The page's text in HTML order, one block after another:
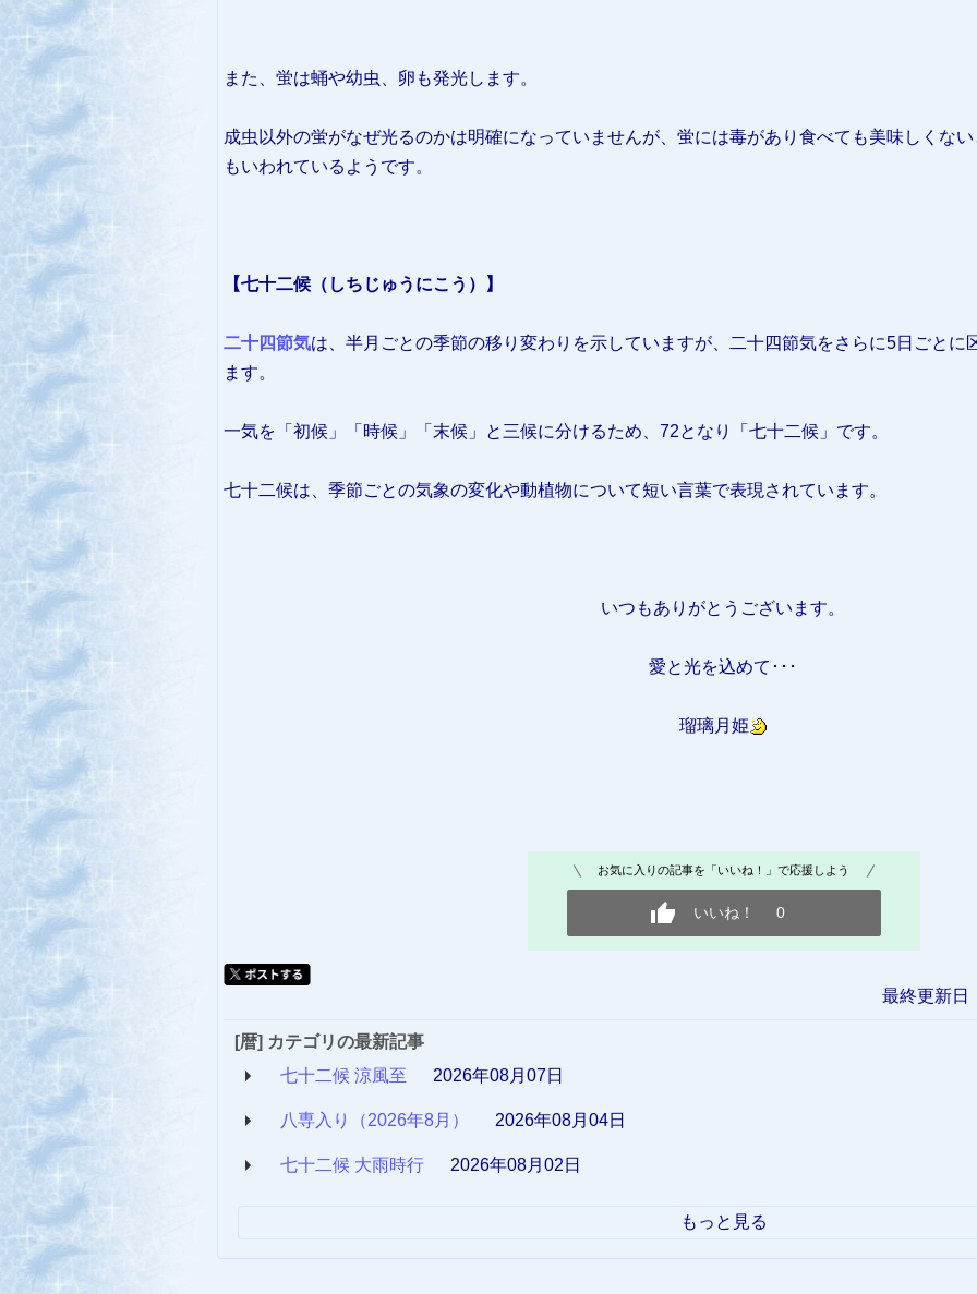
また、蛍は蛹や幼虫、卵も発光します。
成虫以外の蛍がなぜ光るのかは明確になっていませんが、蛍には毒があり食べても美味しくな
もいわれているようです。
【七十二候（しちじゅうにこう）】
二十四節気は、半月ごとの季節の移り変わりを示していますが、二十四節気をさらに5日ごとに
ます。
一気を「初候」「時候」「末候」と三候に分けるため、72となり「七十二候」です。
七十二候は、季節ごとの気象の変化や動植物について短い言葉で表現されています。
いつもありがとうございます。
愛と光を込めて･･･
瑠璃月姫
お気に入りの記事を「いいね！」で応援しよう
いいね！ 0
最終更新日
[暦] カテゴリの最新記事
七十二候 涼風至
2026年08月07日
八専入り（2026年8月） 2026年08月04日
七十二候 大雨時行 2026年08月02日
もっと見る